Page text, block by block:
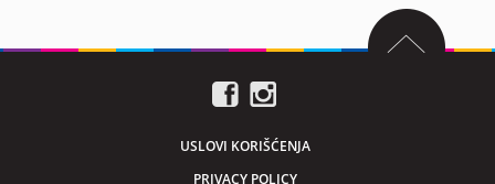
USLOVI KORIŠĆENJA
PRIVACY POLICY